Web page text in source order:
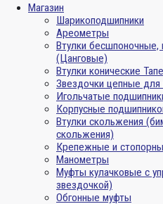
Магазин
Шарикоподшипники
Ареометры
Втулки бесшпоночные,
(Цанговые)
Втулки конические
Звездочки цепные
Игольчатые
Корпусные
Втулки скольжения
скольжения)
Крепежные и
Манометры
Муфты кулачковые с
звездочкой)
Обгонные муфты